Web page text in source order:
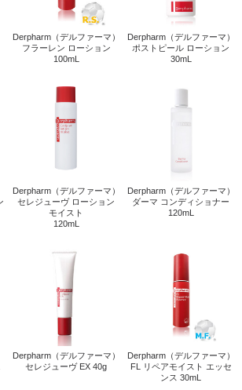
フラーレン ローション 10...
ポストピール ローション ...
Derpharm（デルファーマ）
Derpharm（デルファーマ）
Derpharm（デルファーマ）
FL リペアモイスト エッ...